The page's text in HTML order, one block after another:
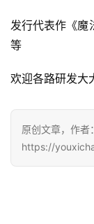
手
机
游
戏
单
机
游
发行代表作《魔
等
欢迎各路研发大
原创文章，作者
https://